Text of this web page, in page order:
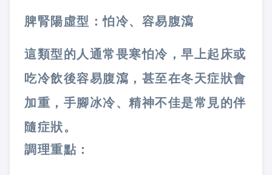
脾腎陽虛型：怕冷、容易腹瀉
這類型的人通常畏寒怕冷，早上起床或
吃冷飲後容易腹瀉，甚至在冬天症狀會
加重，手腳冰冷、精神不佳是常見的伴
隨症狀。
調理重點：